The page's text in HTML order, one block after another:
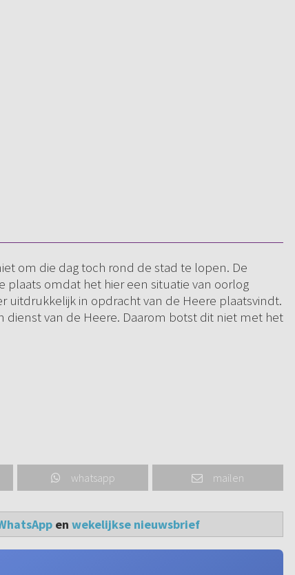
om die dag toch rond de stad te lopen. De
plaats omdat het hier een situatie van oorlog
uitdrukkelijk in opdracht van de Heere plaatsvindt.
van de Heere. Daarom botst dit niet met het
whatsapp mailen
en wekelijkse nieuwsbrief